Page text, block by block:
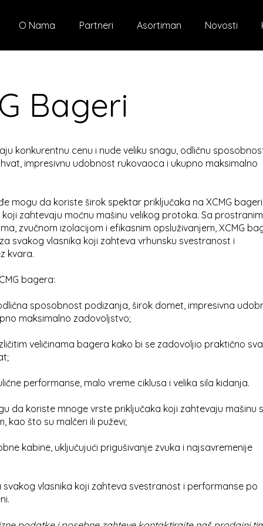
O Nama Partneri Asortiman Novosti
Bageri
konkurentnu cenu i nude veliku snagu, odličnu
impresivnu udobnost rukovaoca i ukupno maksimalno
mogu da koriste širok spektar priključaka na XCMG
koji zahtevaju moćnu mašinu velikog protoka. Sa
zvučnom izolacijom i efikasnim opsluživanjem, XCMG
svakog vlasnika koji zahteva vrhunsku svestranost i
kvara.
bagera:
sposobnost podizanja, širok domet, impresivna
maksimalno zadovoljstvo;
veličinama bagera kako bi se zadovoljio praktično
performanse, malo vreme ciklusa i velika sila kidanja.
da koriste mnoge vrste priključaka koji zahtevaju mašinu
kao što su malčeri ili puževi;
kabine, uključujući prigušivanje zvuka i najsavremenije
vlasnika koji zahteva svestranost i performanse po